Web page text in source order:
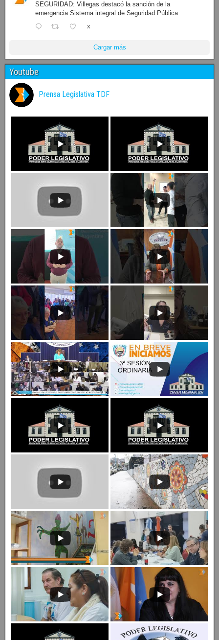
SEGURIDAD: Villegas destacó la sanción de la
emergencia Sistema integral de Seguridad Pública
X
Cargar más
Youtube
Prensa Legislativa TDF